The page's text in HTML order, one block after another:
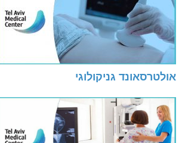
אולטרסאונד גניקולוגי